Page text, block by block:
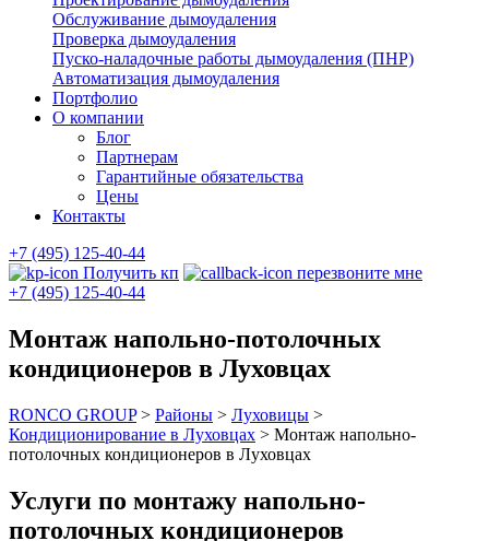
Обслуживание дымоудаления
Проверка дымоудаления
Пуско-наладочные работы дымоудаления (ПНР)
Автоматизация дымоудаления
Портфолио
О компании
Блог
Партнерам
Гарантийные обязательства
Цены
Контакты
+7 (495) 125-40-44
Получить кп
перезвоните мне
+7 (495) 125-40-44
Монтаж напольно-потолочных
кондиционеров в Луховцах
RONCO GROUP> Районы > Луховицы >
Кондиционирование в Луховцах > Монтаж напольно-
потолочных кондиционеров в Луховцах
Услуги по монтажу напольно-
потолочных кондиционеров